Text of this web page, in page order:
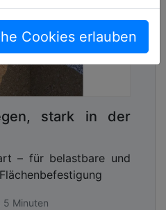
Cookies erlauben
stark in der
– für belastbare und
5 Minuten